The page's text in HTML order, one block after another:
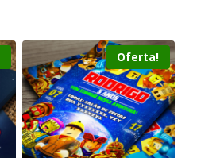
Oferta!